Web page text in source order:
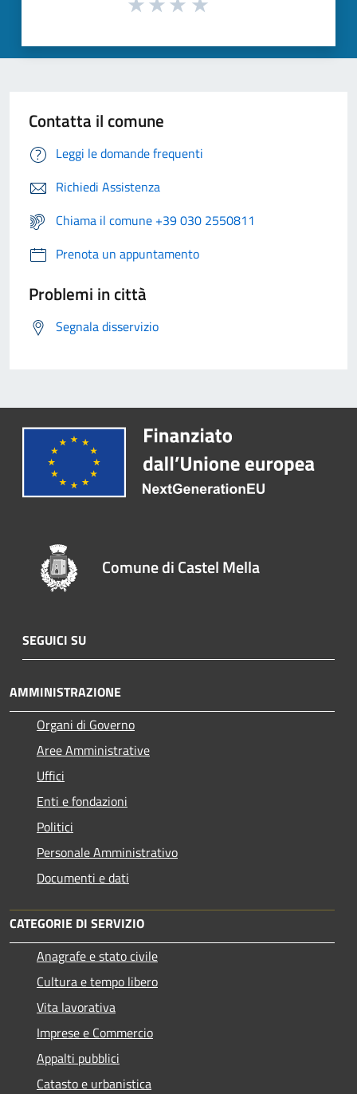
Contatta il comune
Leggi le domande frequenti
Richiedi Assistenza
Chiama il comune +39 030 2550811
Prenota un appuntamento
Problemi in città
Segnala disservizio
Comune di Castel Mella
SEGUICI SU
AMMINISTRAZIONE
Organi di Governo
Aree Amministrative
Uffici
Enti e fondazioni
Politici
Personale Amministrativo
Documenti e dati
CATEGORIE DI SERVIZIO
Anagrafe e stato civile
Cultura e tempo libero
Vita lavorativa
Imprese e Commercio
Appalti pubblici
Catasto e urbanistica